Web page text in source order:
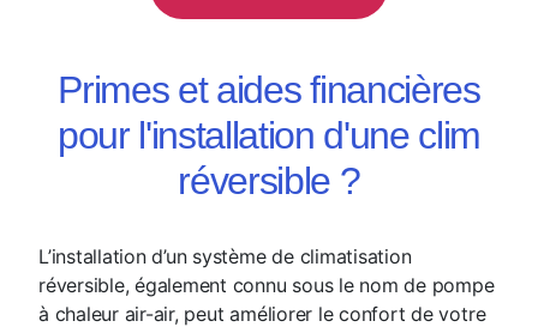
Primes et aides financières
pour l'installation d'une clim
réversible ?
L’installation d’un système de climatisation
réversible, également connu sous le nom de pompe
à chaleur air-air, peut améliorer le confort de votre